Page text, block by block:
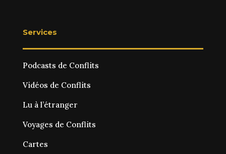
Services
Podcasts de Conflits
Vidéos de Conflits
Lu à l’étranger
Voyages de Conflits
Cartes